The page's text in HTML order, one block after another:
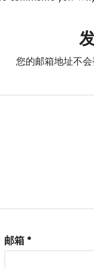
您的邮箱地址不会
邮箱 *